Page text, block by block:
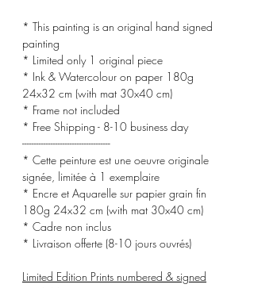
* This painting is an original hand signed
painting
* Limited only 1 original piece
* Ink & Watercolour on paper 180g
24x32 cm (with mat 30x40 cm)
* Frame not included
* Free Shipping - 8-10 business day
-------------------------------------
* Cette peinture est une oeuvre originale
signée, limitée à 1 exemplaire
* Encre et Aquarelle sur papier grain fin
180g 24x32 cm (with mat 30x40 cm)
* Cadre non inclus
* Livraison offerte (8-10 jours ouvrés)
Limited Edition Prints numbered & signed